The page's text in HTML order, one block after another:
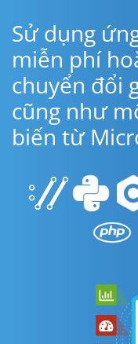
Sử dụng
miễn phí
chuyển đổi
cũng như
biến từ